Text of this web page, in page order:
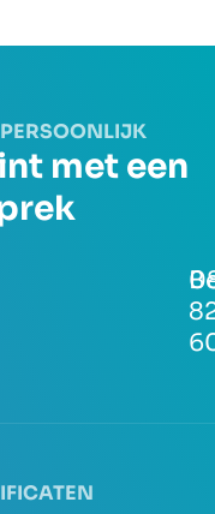
met een